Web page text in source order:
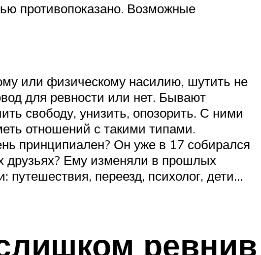
противопоказано. Возможные
или физическому насилию, шутить не
для ревности или нет. Бывают
свободу, унизить, опозорить. С ними
отношений с такими типами.
принципиален? Он уже в 17 собирался
друзьях? Ему изменяли в прошлых
переезд, психолог, дети…
ревнив